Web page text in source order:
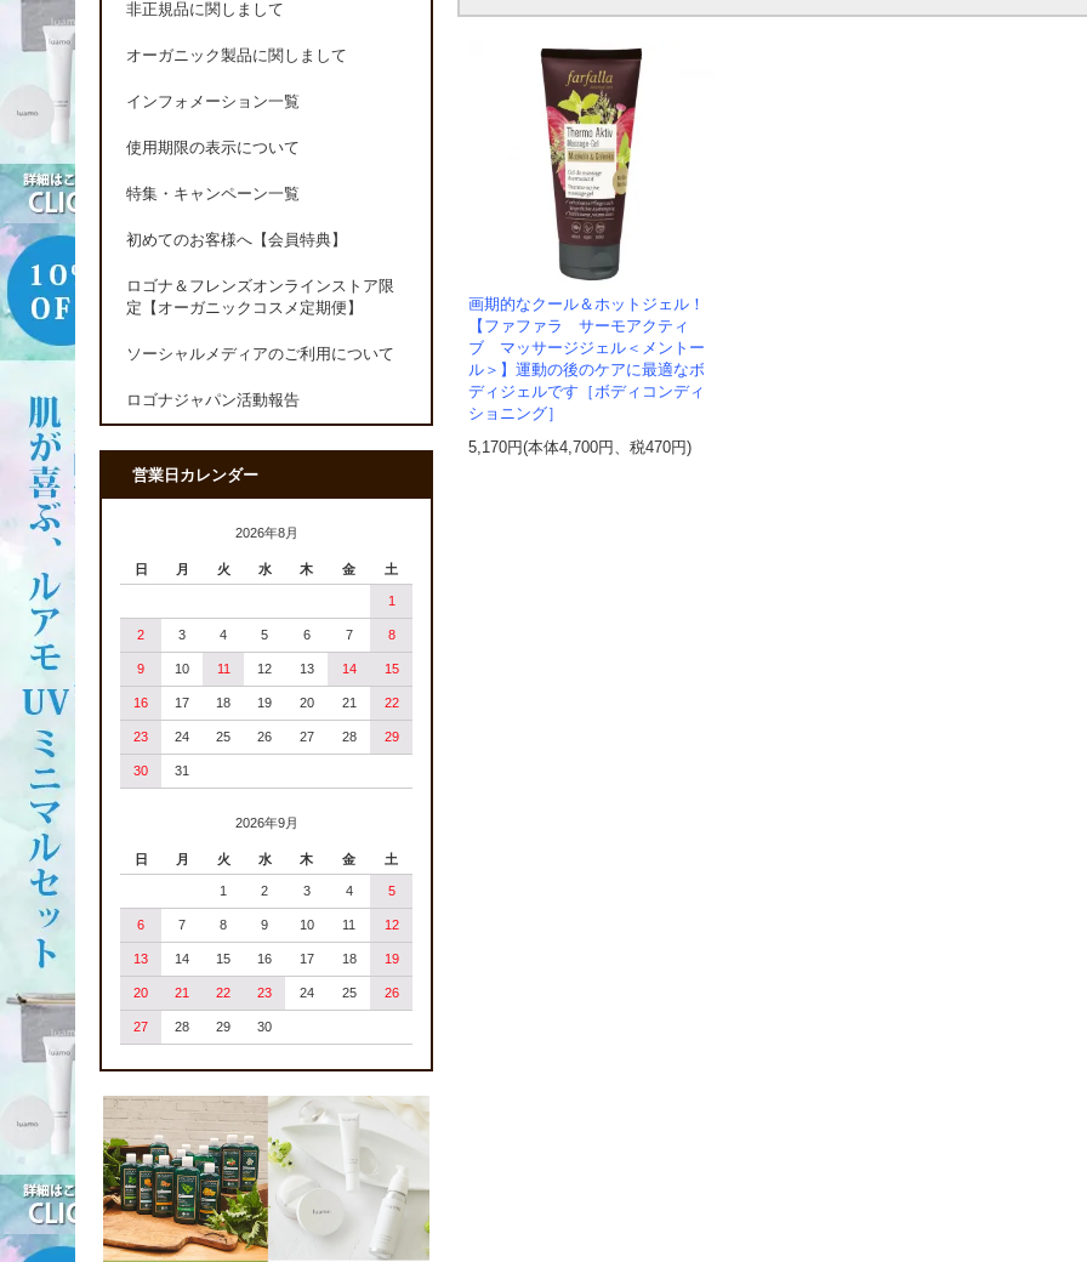
画期的なクール＆ホットジェル！
【ファファラ サーモアクティ
ブ マッサージジェル＜メントー
ル＞】運動の後のケアに最適なボ
ディジェルです［ボディコンディ
ショニング］
5,170円(本体4,700円、税470円)
非正規品に関しまして
オーガニック製品に関しまして
インフォメーション一覧
使用期限の表示について
特集・キャンペーン一覧
初めてのお客様へ【会員特典】
ロゴナ＆フレンズオンラインストア限
定【オーガニックコスメ定期便】
ソーシャルメディアのご利用について
ロゴナジャパン活動報告
営業日カレンダー
2026年8月
日 月 火 水 木 金 土
1
2 3 4 5 6 7 8
9 10 11 12 13 14 15
16 17 18 19 20 21 22
23 24 25 26 27 28 29
30 31
2026年9月
日 月 火 水 木 金 土
1 2 3 4 5
6 7 8 9 10 11 12
13 14 15 16 17 18 19
20 21 22 23 24 25 26
27 28 29 30